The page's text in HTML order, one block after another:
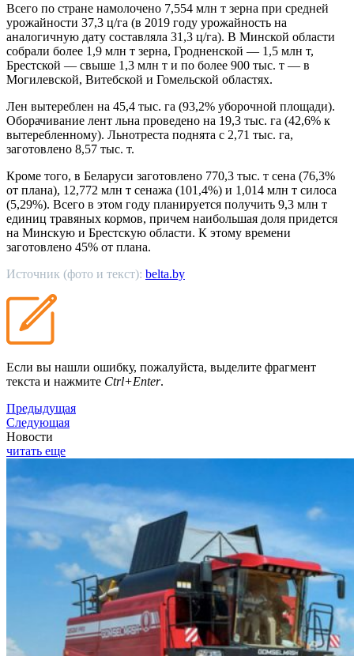
Всего по стране намолочено 7,554 млн т зерна при средней
урожайности 37,3 ц/га (в 2019 году урожайность на
аналогичную дату составляла 31,3 ц/га). В Минской области
собрали более 1,9 млн т зерна, Гродненской — 1,5 млн т,
Брестской — свыше 1,3 млн т и по более 900 тыс. т — в
Могилевской, Витебской и Гомельской областях.
Лен вытереблен на 45,4 тыс. га (93,2% уборочной площади).
Оборачивание лент льна проведено на 19,3 тыс. га (42,6% к
вытеребленному). Льнотреста поднята с 2,71 тыс. га,
заготовлено 8,57 тыс. т.
Кроме того, в Беларуси заготовлено 770,3 тыс. т сена (76,3%
от плана), 12,772 млн т сенажа (101,4%) и 1,014 млн т силоса
(5,29%). Всего в этом году планируется получить 9,3 млн т
единиц травяных кормов, причем наибольшая доля придется
на Минскую и Брестскую области. К этому времени
заготовлено 45% от плана.
Источник (фото и текст): belta.by
Если вы нашли ошибку, пожалуйста, выделите фрагмент
текста и нажмите Ctrl+Enter.
Предыдущая
Следующая
Новости
читать еще